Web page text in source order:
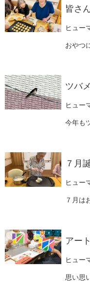
皆さ
ヒュー
おやつ
ツバ
ヒュー
今年も
７月
ヒュー
７月は
アー
ヒュー
思い思